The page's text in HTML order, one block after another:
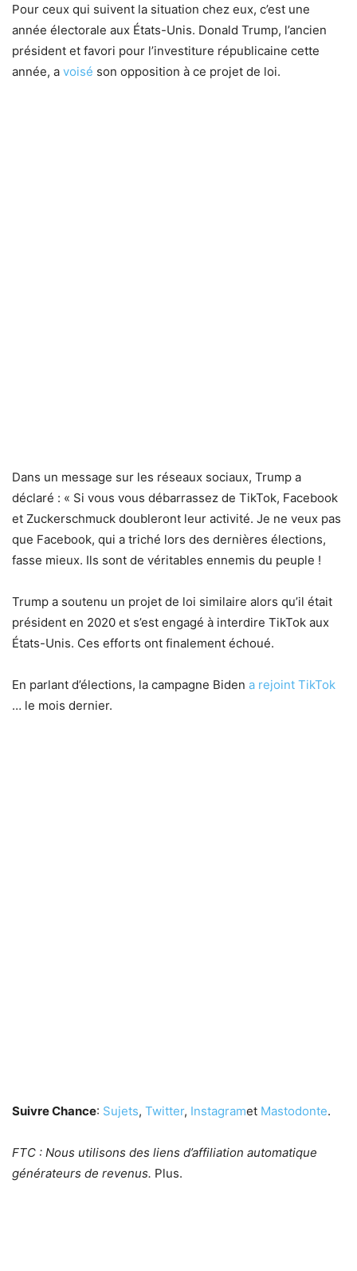
Pour ceux qui suivent la situation chez eux, c’est une
année électorale aux États-Unis. Donald Trump, l’ancien
président et favori pour l’investiture républicaine cette
année, a voisé son opposition à ce projet de loi.
Dans un message sur les réseaux sociaux, Trump a
déclaré : « Si vous vous débarrassez de TikTok, Facebook
et Zuckerschmuck doubleront leur activité. Je ne veux pas
que Facebook, qui a triché lors des dernières élections,
fasse mieux. Ils sont de véritables ennemis du peuple !
Trump a soutenu un projet de loi similaire alors qu’il était
président en 2020 et s’est engagé à interdire TikTok aux
États-Unis. Ces efforts ont finalement échoué.
En parlant d’élections, la campagne Biden a rejoint TikTok
… le mois dernier.
Suivre Chance: Sujets, Twitter, Instagramet Mastodonte.
FTC : Nous utilisons des liens d’affiliation automatique
générateurs de revenus. Plus.